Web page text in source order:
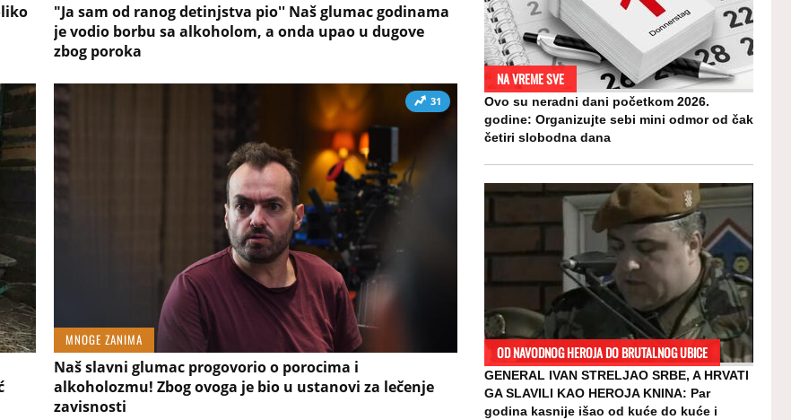
"Ja sam od ranog detinjstva pio'' Naš glumac godinama
je vodio borbu sa alkoholom, a onda upao u dugove
zbog poroka
31
MNOGE ZANIMA
Naš slavni glumac progovorio o porocima i
alkoholozmu! Zbog ovoga je bio u ustanovi za lečenje
zavisnosti
NA VREME SVE
Ovo su neradni dani početkom 2026.
godine: Organizujte sebi mini odmor od čak
četiri slobodna dana
OD NAVODNOG HEROJA DO BRUTALNOG UBICE
GENERAL IVAN STRELJAO SRBE, A HRVATI
GA SLAVILI KAO HEROJA KNINA: Par
godina kasnije išao od kuće do kuće i